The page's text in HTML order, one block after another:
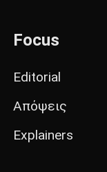
Focus
Editorial
Απόψεις
Explainers